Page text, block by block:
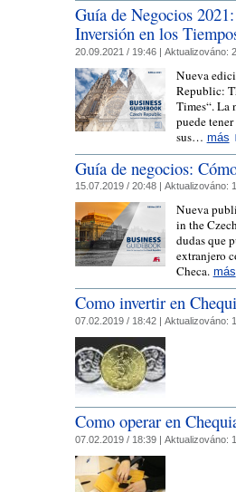
Guía de Negocios
Inversión en los
20.09.2021 / 19:46 | Aktualizováno:
Nueva
Republic:
Times“. La
puede
sus… más
Guía de negocios:
15.07.2019 / 20:48 | Aktualizováno:
Nueva
in the
dudas que
extranjero
Checa. más
Como invertir en
07.02.2019 / 18:42 | Aktualizováno:
Como operar en
07.02.2019 / 18:39 | Aktualizováno: